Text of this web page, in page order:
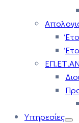
Υπηρεσίες